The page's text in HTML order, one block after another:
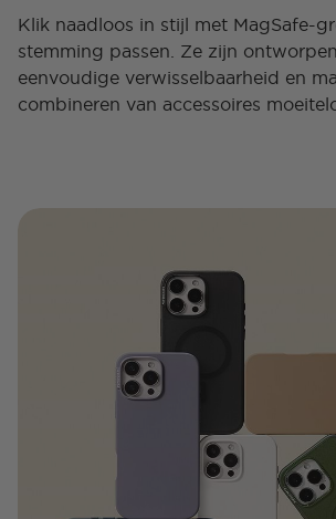
Klik naadloos in stijl met MagSafe-
stemming passen. Ze zijn
eenvoudige verwisselbaarheid en
combineren van accessoires